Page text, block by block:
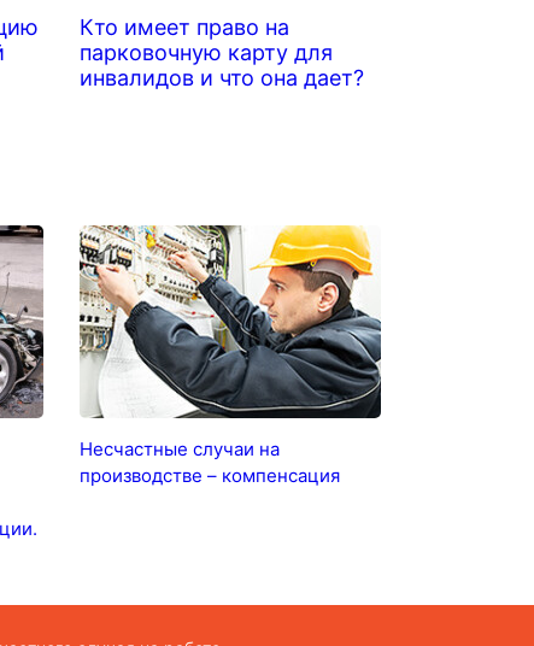
Кто имеет право на
парковочную карту для
инвалидов и что она дает?
Несчастные случаи на
производстве – компенсация